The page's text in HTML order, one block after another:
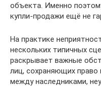
объекта. Именно
купли-продажи ещё не
На практике
нескольких типичных
раскрывает важные
лиц, сохраняющих право
между наследниками,